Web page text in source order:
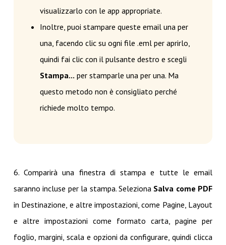
visualizzarlo con le app appropriate.
Inoltre, puoi stampare queste email una per
una, facendo clic su ogni file .eml per aprirlo,
quindi fai clic con il pulsante destro e scegli
Stampa... per stamparle una per una. Ma
questo metodo non è consigliato perché
richiede molto tempo.
6. Comparirà una finestra di stampa e tutte le email
saranno incluse per la stampa. Seleziona Salva come PDF
in Destinazione, e altre impostazioni, come Pagine, Layout
e altre impostazioni come formato carta, pagine per
foglio, margini, scala e opzioni da configurare, quindi clicca